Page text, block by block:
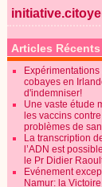
Articles Récents
cobayes en
d'indemniser!
Une vaste étude
les vaccins
problèmes de
La transcription
l’ADN est
le Pr Didier
Evénement
Namur: la